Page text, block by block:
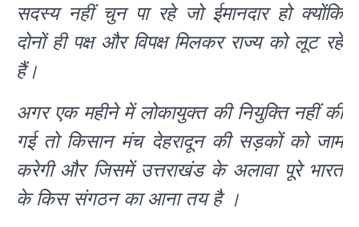
सदस्य नहीं चुन पा रहे जो ईमानदार हो क्योंकि
दोनों ही पक्ष और विपक्ष मिलकर राज्य को लूट रहे
हैं।
अगर एक महीने में लोकायुक्त की नियुक्ति नहीं की
गई तो किसान मंच देहरादून की सड़कों को जाम
करेगी और जिसमें उत्तराखंड के अलावा पूरे भारत
के किस संगठन का आना तय है ।